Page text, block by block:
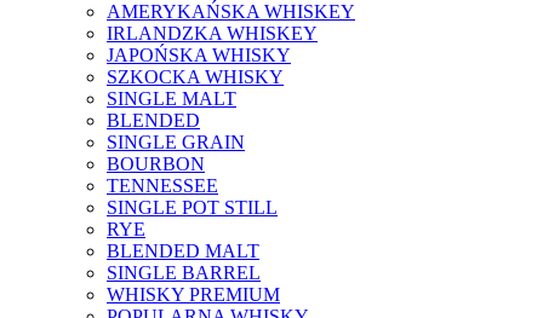
AMERYKAŃSKA WHISKEY
IRLANDZKA WHISKEY
JAPOŃSKA WHISKY
SZKOCKA WHISKY
SINGLE MALT
BLENDED
SINGLE GRAIN
BOURBON
TENNESSEE
SINGLE POT STILL
RYE
BLENDED MALT
SINGLE BARREL
WHISKY PREMIUM